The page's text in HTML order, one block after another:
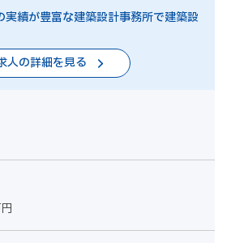
実績が豊富な建築設計事務所で建築設
人の詳細を見る